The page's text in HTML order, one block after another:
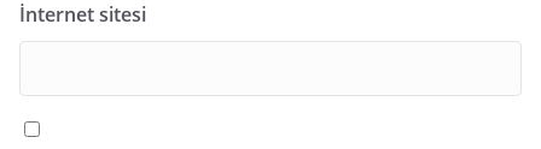
İnternet sitesi